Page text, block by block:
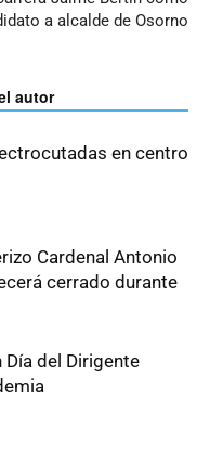
a alcalde de Osorno
autor
en centro
Cardenal Antonio
cerrado durante
del Dirigente